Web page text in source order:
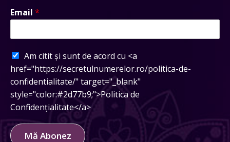
Email *
Am citit și sunt de acord cu <a
href="https://secretulnumerelor.ro/politica-de-
confidentialitate/" target="_blank"
style="color:#2d77b9;">Politica de
Confidențialitate</a>
Mă Abonez